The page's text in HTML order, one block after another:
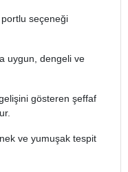
seçeneği
uygun, dengeli ve
gösteren şeffaf
ve yumuşak tespit